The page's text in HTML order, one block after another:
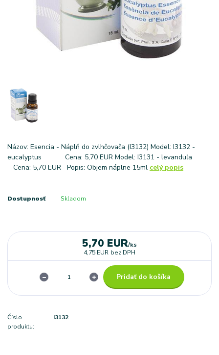
Názov: Esencia - Náplň do zvlhčovača (I3132) Model: I3132 -
eucalyptus Cena: 5,70 EUR Model: I3131 - levanduľa
Cena: 5,70 EUR Popis: Objem náplne 15ml celý popis
Dostupnosť Skladom
5,70 EUR/ks
4,75 EUR bez DPH
Pridať do košíka
Číslo
produktu:
I3132